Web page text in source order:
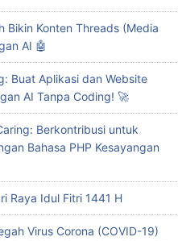
Bikin Konten Threads (Media
AI 🤖
Buat Aplikasi dan Website
AI Tanpa Coding! 🚀
Berkontribusi untuk
Bahasa PHP Kesayangan
Raya Idul Fitri 1441 H
Virus Corona (COVID-19)